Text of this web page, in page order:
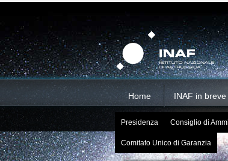
contenuti.
Salta
alla
navigazione
Home INAF in breve
Presidenza Consiglio di
Comitato Unico di Garanzia